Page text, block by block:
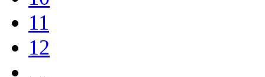
11
12
…